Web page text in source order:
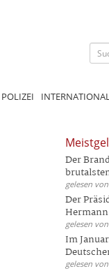
POLIZEI
Der
gelesen
Der
gelesen
Im
gelesen